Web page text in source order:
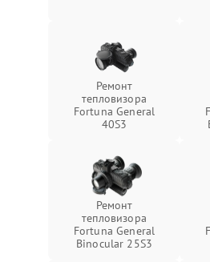
Ремонт
тепловизора
Fortuna General
40S3
Ремонт
тепловизора
Fortuna General
Binocular 25S3